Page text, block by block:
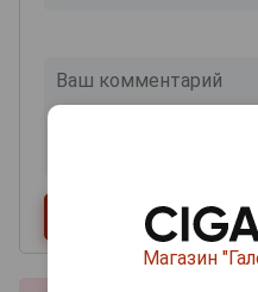
Магазин